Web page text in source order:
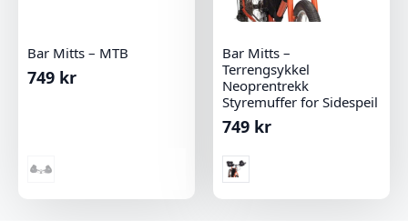
Bar Mitts – MTB
749 kr
Bar Mitts –
Terrengsykkel
Neoprentrekk
Styremuffer for Sidespeil
749 kr